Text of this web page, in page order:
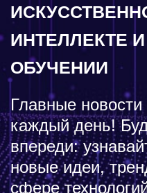
ИНТЕЛЛЕКТЕ
ОБУЧЕНИИ
Главные
каждый день!
впереди:
новые идеи,
сфере